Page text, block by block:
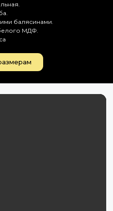
балясинами.
МДФ.